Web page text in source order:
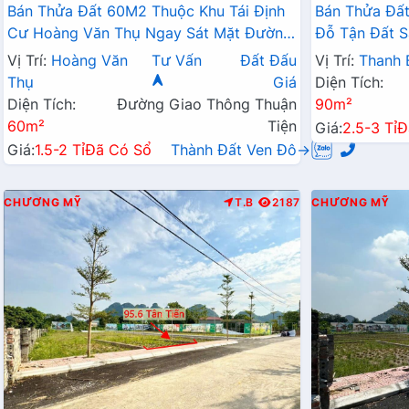
Bán Thửa Đất 60M2 Thuộc Khu Tái Định
Cư Hoàng Văn Thụ Ngay Sát Mặt Đường
Kinh Doanh QL21A
Vị Trí: Hoàng Văn
Thụ
Tư Vấn
Đất Đấu
Giá
Diện Tích:
60m²
Đường Giao Thông Thuận
Tiện
Giá:1.5-2 TỉĐã Có Sổ Thành Đất Ven Đô→
Bán Thửa
Đỗ Tận Đất
Liên Xã
Vị Trí: Thanh
Diện Tích:
90m²
Giá:2.5-3 Tỉ
CHƯƠNG MỸ T.B 2187 CHƯƠNG MỸ